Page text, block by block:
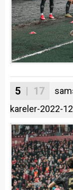
5 | 17
kareler-2022-12